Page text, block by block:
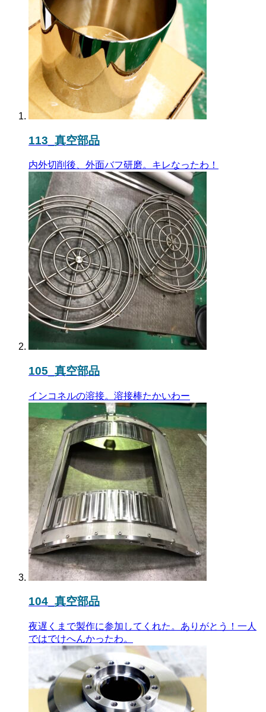
113_真空部品
内外切削後、外面バフ研磨。キレなったわ！
105_真空部品
インコネルの溶接。溶接棒たかいわー
104_真空部品
夜遅くまで製作に参加してくれた。ありがとう！一人
ではでけへんかったわ。